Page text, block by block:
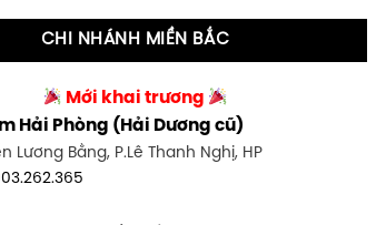
CHI NHÁNH MIỀN BẮC
Mới khai trương
Hải Phòng (Hải Dương cũ)
Lương Bằng, P.Lê Thanh Nghị, HP